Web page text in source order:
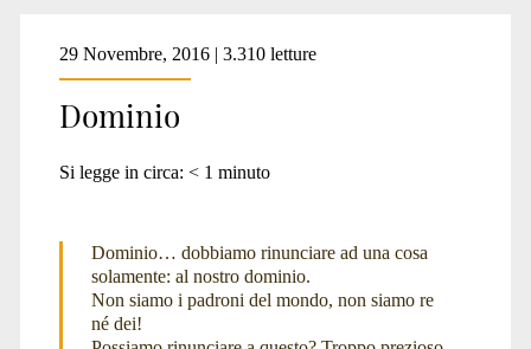
Tag:
<span>lotta
dominio</span>
29 Novembre, 2016 | 3.310 letture
Dominio
Si legge in circa: < 1 minuto
Dominio… dobbiamo rinunciare ad una cosa
solamente: al nostro dominio.
Non siamo i padroni del mondo, non siamo re
né dei!